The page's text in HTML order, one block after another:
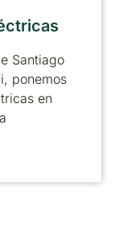
Santiago
ponemos
en